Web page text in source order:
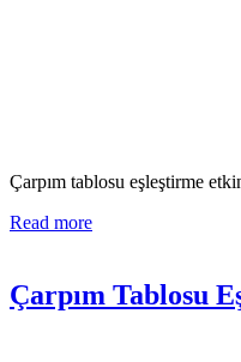
Çarpım tablosu eşleştirme
Read more
Çarpım Tablosu